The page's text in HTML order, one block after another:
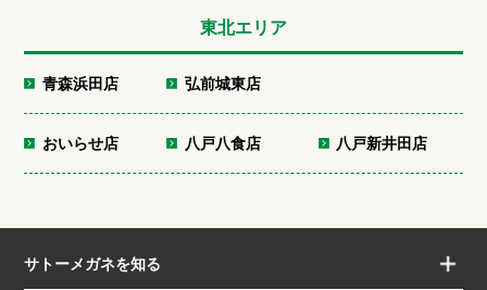
東北エリア
青森浜田店 弘前城東店
おいらせ店 八戸八食店 八戸新井田店
サトーメガネを知る